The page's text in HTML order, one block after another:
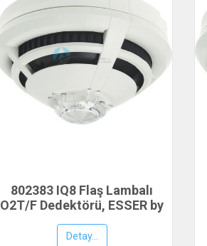
802383 IQ8 Flaş Lambalı
O2T/F Dedektörü, ESSER by
Honeywell
Detay...